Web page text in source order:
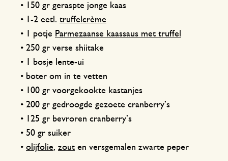
• 150 gr geraspte jonge kaas
• 1-2 eetl. truffelcrème
• 1 potje Parmezaanse kaassaus met truffel
• 250 gr verse shiitake
• 1 bosje lente-ui
• boter om in te vetten
• 100 gr voorgekookte kastanjes
• 200 gr gedroogde gezoete cranberry’s
• 125 gr bevroren cranberry’s
• 50 gr suiker
• olijfolie, zout en versgemalen zwarte peper